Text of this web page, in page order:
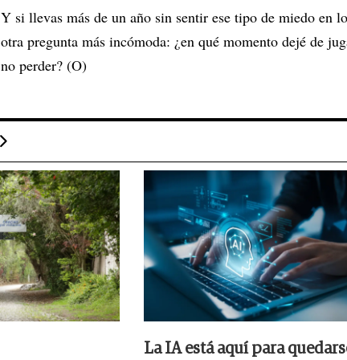
Y si llevas más de un año sin sentir ese tipo de miedo en
otra pregunta más incómoda: ¿en qué momento dejé de
no perder? (O)
La IA está aquí para